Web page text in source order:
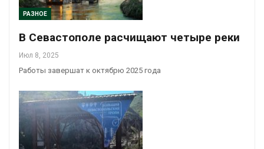
РАЗНОЕ
В Севастополе расчищают четыре реки
Июл 8, 2025
Работы завершат к октябрю 2025 года